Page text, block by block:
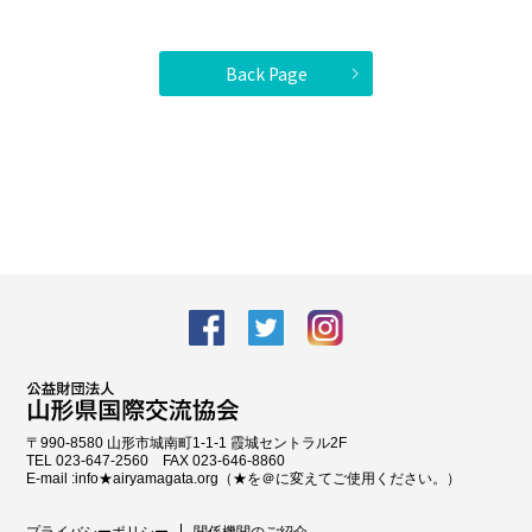
Back Page
facebook Twitter
〒990-8580 山形市城南町1-1-1 霞城セントラル2F
TEL 023-647-2560 FAX 023-646-8860
E-mail :info★airyamagata.org（★を＠に変えてご使用ください。）